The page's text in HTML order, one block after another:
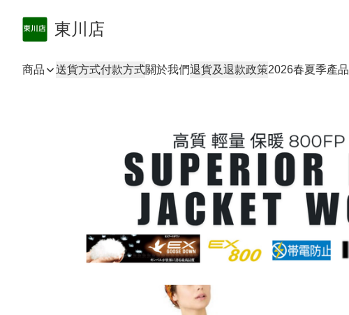
東川店
商品 送貨方式付款方式關於我們退貨及退款政策2026春夏季產品